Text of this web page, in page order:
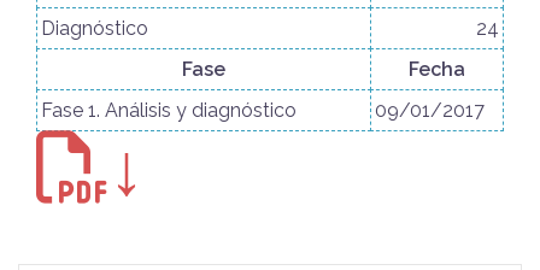
Diagnóstico
24
Fase
Fecha
Fase 1. Análisis y diagnóstico
09/01/2017
↓